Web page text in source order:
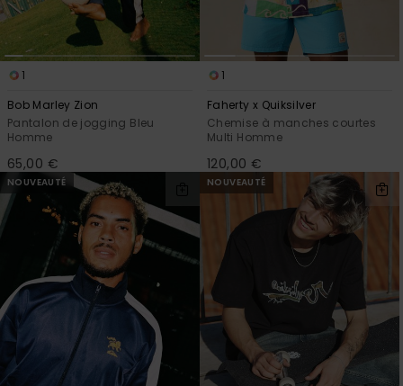
Consulter
la FAQ
1
Bob Marley Zion
Pantalon de jogging Bleu
Homme
65,00 €
1
Faherty x Quiksilver
Chemise à manches courtes
Multi Homme
120,00 €
NOUVEAUTÉ NOUVEAUTÉ